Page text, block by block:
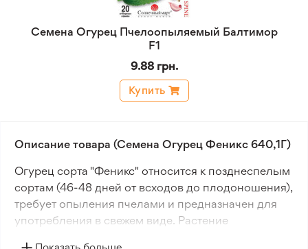
Семена Огурец Пчелоопыляемый Балтимор
F1
9.88 грн.
Купить
Описание товара (Семена Огурец Феникс 640,1Г)
Огурец сорта "Феникс" относится к позднеспелым
сортам (46-48 дней от всходов до плодоношения),
требует опыления пчелами и предназначен для
употребления в свежем виде. Растение